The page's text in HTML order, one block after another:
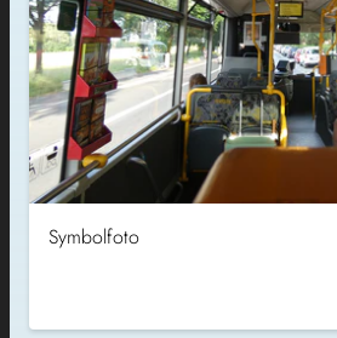
Symbolfoto